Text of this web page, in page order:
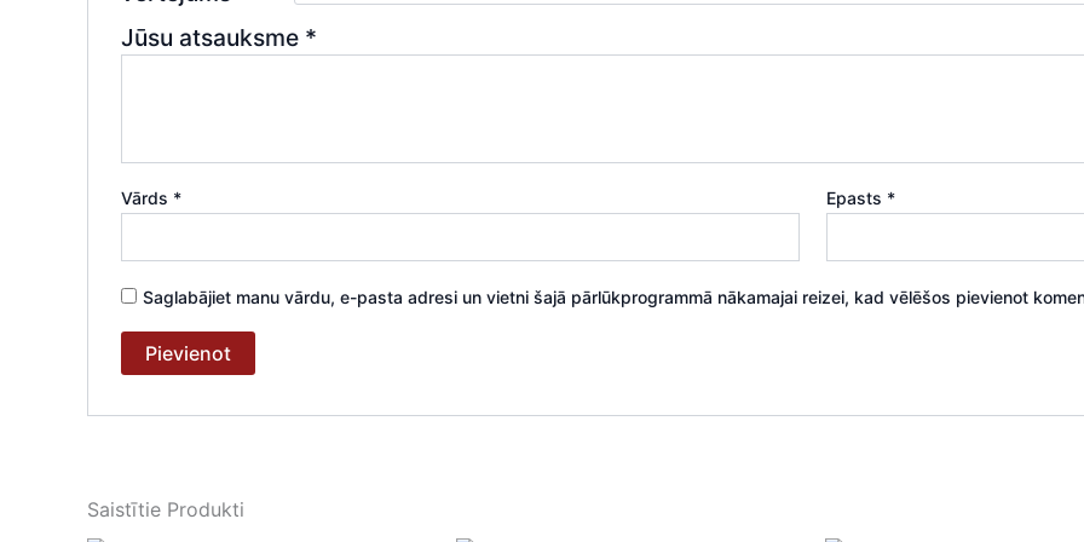
Jūsu atsauksme *
Vārds * Epasts *
Saglabājiet manu vārdu, e-pasta adresi un vietni šajā pārlūkprogrammā nākamajai reizei, kad vēlēšos pievienot
Saistītie Produkti